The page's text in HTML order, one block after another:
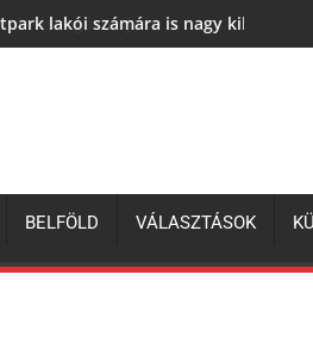
lakói számára is nagy kihívás
BELFÖLD VÁLASZTÁSOK